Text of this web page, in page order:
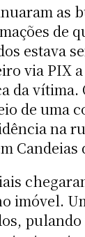
as
de
estava
via PIX
da vítima.
de uma
na
Candeias
imóvel.
pulando